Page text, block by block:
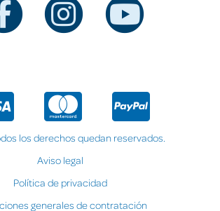
los derechos quedan reservados.
Aviso legal
Política de privacidad
generales de contratación